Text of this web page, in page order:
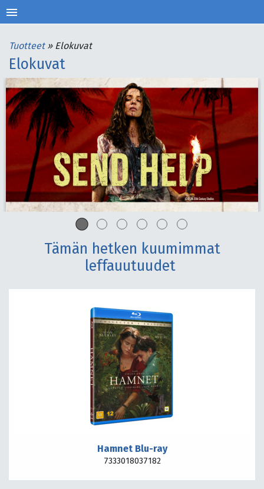
menu
Elokuvat
Tämän hetken kuumimmat
leffauutuudet
Hamnet Blu-ray
7333018037182
Tuotteet »Elokuvat